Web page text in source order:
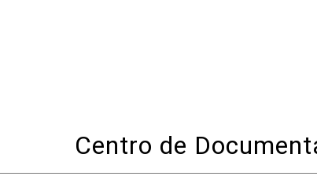
Centro de